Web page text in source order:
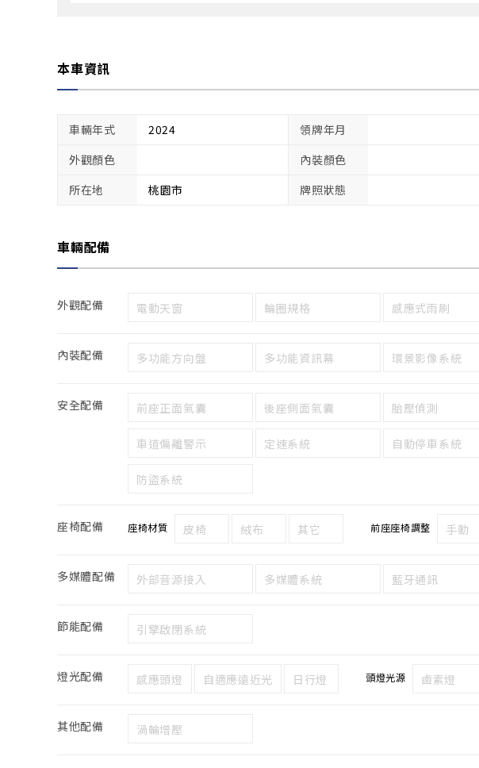
本車資訊
車輛年式 2024
領牌年月
外觀顏色
內裝顏色
所在地
桃園市 牌照狀態
車輛配備
外觀配備 電動天窗 輪圈規格 感應式雨刷
內裝配備 多功能方向盤 多功能資訊幕 環景影像系統
安全配備 前座正面氣囊 後座側面氣囊 胎壓偵測
車道偏離警示 定速系統 自動停車系統
防盜系統
座椅配備 座椅材質 皮椅 絨布 其它 前座座椅調整 手動
多媒體配備 外部音源接入 多媒體系統 藍牙通訊
節能配備 引擎啟閉系統
燈光配備 感應頭燈 自適應遠近光 日行燈 頭燈光源 鹵素燈
其他配備 渦輪增壓